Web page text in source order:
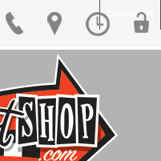
Connexion